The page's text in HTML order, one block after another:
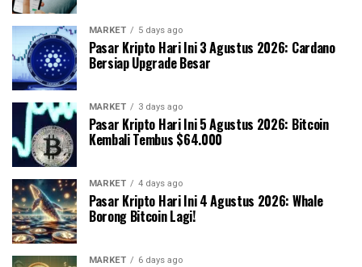
MARKET 5 days ago
Pasar Kripto Hari Ini 3 Agustus 2026: Cardano
Bersiap Upgrade Besar
MARKET 3 days ago
Pasar Kripto Hari Ini 5 Agustus 2026: Bitcoin
Kembali Tembus $64.000
MARKET 4 days ago
Pasar Kripto Hari Ini 4 Agustus 2026: Whale
Borong Bitcoin Lagi!
MARKET 6 days ago